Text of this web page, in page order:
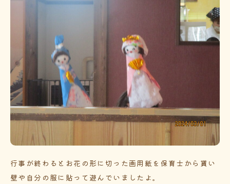
行事が終わるとお花の形に切った画用紙を保育士から貰い
壁や自分の服に貼って遊んでいましたよ。